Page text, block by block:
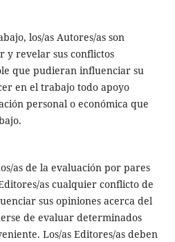
los/as Autores/as son
y revelar sus conflictos
que pudieran influenciar su
en el trabajo todo apoyo
personal o económica que
as de la evaluación por pares
as cualquier conflicto de
sus opiniones acerca del
de evaluar determinados
Los/as Editores/as deben